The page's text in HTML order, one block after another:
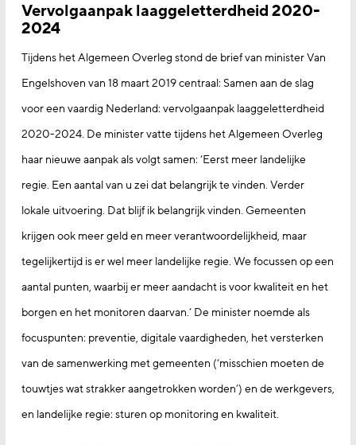
Vervolgaanpak laaggeletterdheid 2020-
2024
Tijdens het Algemeen Overleg stond de brief van minister Van
Engelshoven van 18 maart 2019 centraal: Samen aan de slag
voor een vaardig Nederland: vervolgaanpak laaggeletterdheid
2020-2024. De minister vatte tijdens het Algemeen Overleg
haar nieuwe aanpak als volgt samen: ‘Eerst meer landelijke
regie. Een aantal van u zei dat belangrijk te vinden. Verder
lokale uitvoering. Dat blijf ik belangrijk vinden. Gemeenten
krijgen ook meer geld en meer verantwoordelijkheid, maar
tegelijkertijd is er wel meer landelijke regie. We focussen op een
aantal punten, waarbij er meer aandacht is voor kwaliteit en het
borgen en het monitoren daarvan.’ De minister noemde als
focuspunten: preventie, digitale vaardigheden, het versterken
van de samenwerking met gemeenten (‘misschien moeten de
touwtjes wat strakker aangetrokken worden’) en de werkgevers,
en landelijke regie: sturen op monitoring en kwaliteit.